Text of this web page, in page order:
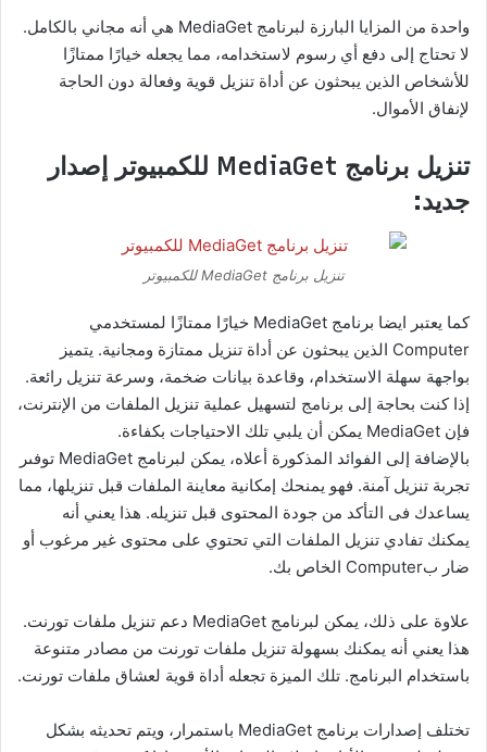
واحدة من المزايا البارزة لبرنامج MediaGet هي أنه مجاني بالكامل.
لا تحتاج إلى دفع أي رسوم لاستخدامه، مما يجعله خيارًا ممتازًا
للأشخاص الذين يبحثون عن أداة تنزيل قوية وفعالة دون الحاجة
لإنفاق الأموال.
تنزيل برنامج MediaGet للكمبيوتر إصدار
جديد:
تنزيل برنامج MediaGet للكمبيوتر
كما يعتبر ايضا برنامج MediaGet خيارًا ممتازًا لمستخدمي
Computer الذين يبحثون عن أداة تنزيل ممتازة ومجانية. يتميز
بواجهة سهلة الاستخدام، وقاعدة بيانات ضخمة، وسرعة تنزيل رائعة.
إذا كنت بحاجة إلى برنامج لتسهيل عملية تنزيل الملفات من الإنترنت،
فإن MediaGet يمكن أن يلبي تلك الاحتياجات بكفاءة.
بالإضافة إلى الفوائد المذكورة أعلاه، يمكن لبرنامج MediaGet توفىر
تجربة تنزيل آمنة. فهو يمنحك إمكانية معاينة الملفات قبل تنزيلها، مما
يساعدك فى التأكد من جودة المحتوى قبل تنزيله. هذا يعني أنه
يمكنك تفادي تنزيل الملفات التي تحتوي على محتوى غير مرغوب أو
ضار بComputer الخاص بك.
علاوة على ذلك، يمكن لبرنامج MediaGet دعم تنزيل ملفات تورنت.
هذا يعني أنه يمكنك بسهولة تنزيل ملفات تورنت من مصادر متنوعة
باستخدام البرنامج. تلك الميزة تجعله أداة قوية لعشاق ملفات تورنت.
تختلف إصدارات برنامج MediaGet باستمرار، ويتم تحديثه بشكل